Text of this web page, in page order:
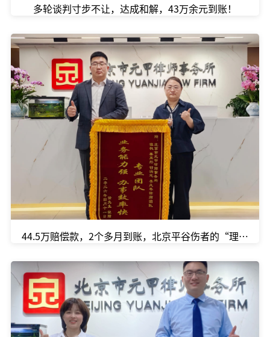
多轮谈判寸步不让，达成和解，43万余元到账！
44.5万赔偿款，2个多月到账，北京平谷伤者的“理赔加